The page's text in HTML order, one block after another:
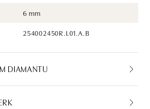
6 mm
254002450R.L01.A.B
DIAMANTU